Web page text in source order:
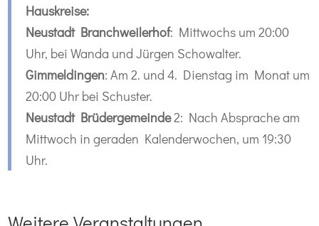
Hauskreise:
Neustadt Branchweilerhof: Mittwochs um 20:00
Uhr, bei Wanda und Jürgen Schowalter.
Gimmeldingen: Am 2. und 4. Dienstag im Monat um
20:00 Uhr bei Schuster.
Neustadt Brüdergemeinde2: Nach Absprache am
Mittwoch in geraden Kalenderwochen, um 19:30
Uhr.